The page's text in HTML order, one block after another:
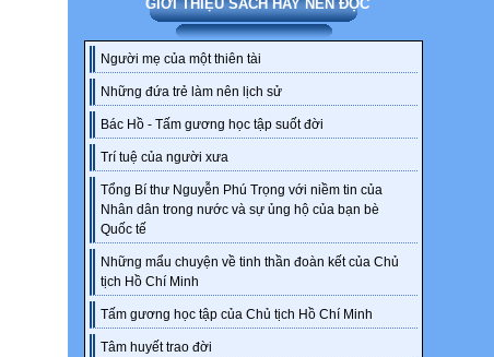
GIỚI THIỆU SÁCH HAY NÊN ĐỌC
Người mẹ của một thiên tài
Những đứa trẻ làm nên lịch sử
Bác Hồ - Tấm gương học tập suốt đời
Trí tuệ của người xưa
Tổng Bí thư Nguyễn Phú Trọng với niềm tin của
Nhân dân trong nước và sự ủng hộ của bạn bè
Quốc tế
Những mẩu chuyện về tinh thần đoàn kết của Chủ
tịch Hồ Chí Minh
Tấm gương học tập của Chủ tịch Hồ Chí Minh
Tâm huyết trao đời